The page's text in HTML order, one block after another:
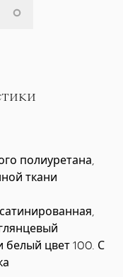
полиуретана,
ткани
белый цвет 100. С